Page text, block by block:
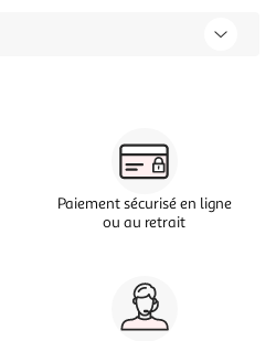
Paiement sécurisé en ligne
ou au retrait